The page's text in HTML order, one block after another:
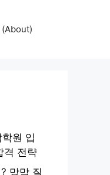
(About)
원 입
격 전략
망막 질